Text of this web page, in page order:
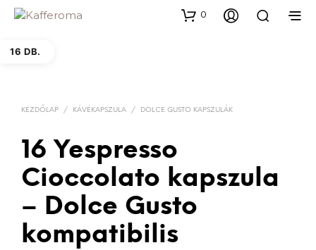
0
16 DB.
KEZDŐLAP / KÁVÉKAPSZULA / DOLCE GUSTO KAPSZULÁK
16 Yespresso
Cioccolato kapszula
– Dolce Gusto
kompatibilis